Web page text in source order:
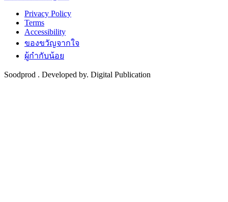
Privacy Policy
Terms
Accessibility
ของขวัญจากใจ
ผู้กำกับน้อย
Soodprod . Developed by. Digital Publication